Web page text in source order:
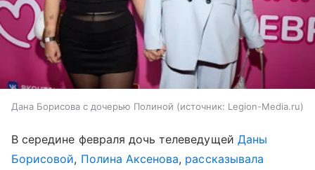
Дана Борисова с дочерью Полиной источник: Legion-Media.ru
В середине февраля дочь телеведущей Даны
Борисовой, Полина Аксенова, рассказывала